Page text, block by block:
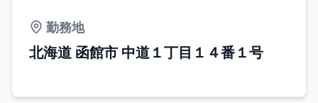
勤務地
北海道 函館市 中道１丁目１４番１号